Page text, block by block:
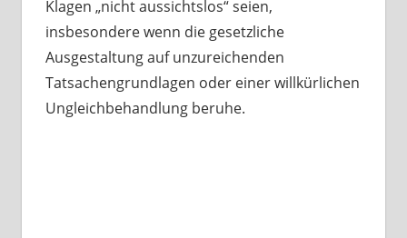
Klagen „nicht aussichtslos“ seien,
insbesondere wenn die gesetzliche
Ausgestaltung auf unzureichenden
Tatsachengrundlagen oder einer willkürlichen
Ungleichbehandlung beruhe.